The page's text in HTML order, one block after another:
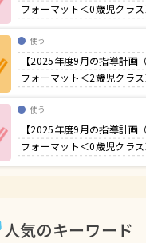
フォーマット＜0歳児クラス
使う
【2025年度9月の指導計画
フォーマット＜2歳児クラス
使う
【2025年度9月の指導計画
フォーマット＜0歳児クラス
人気のキーワード